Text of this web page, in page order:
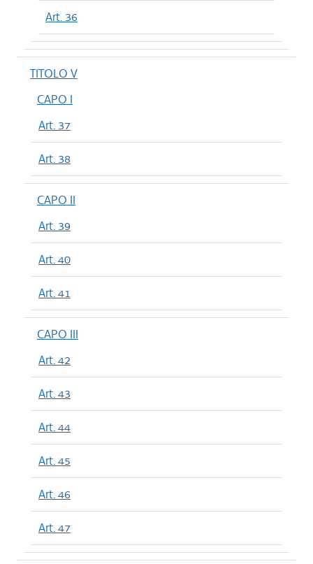
Art. 36
TITOLO V
CAPO I
Art. 37
Art. 38
CAPO II
Art. 39
Art. 40
Art. 41
CAPO III
Art. 42
Art. 43
Art. 44
Art. 45
Art. 46
Art. 47